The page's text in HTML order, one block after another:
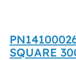
SQUARE